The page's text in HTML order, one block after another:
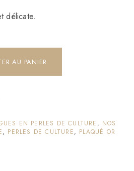
délicate.
AU PANIER
EN PERLES DE CULTURE , NOS
, PERLES DE CULTURE, PLAQUÉ OR